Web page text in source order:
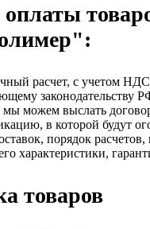
расчет, с учетом
законодательству
мы можем выслать
в которой будут
порядок расчетов,
характеристики,
товаров